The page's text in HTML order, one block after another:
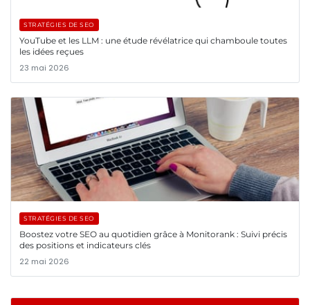
STRATÉGIES DE SEO
YouTube et les LLM : une étude révélatrice qui chamboule toutes
les idées reçues
23 mai 2026
STRATÉGIES DE SEO
Boostez votre SEO au quotidien grâce à Monitorank : Suivi précis
des positions et indicateurs clés
22 mai 2026